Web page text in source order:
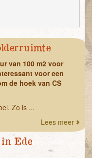
van 100 m2 voor
voor een
de hoek van CS
Zo is ...
Lees meer
Ede